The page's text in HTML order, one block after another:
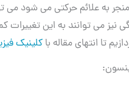
به علائم حرکتی می شود می
نیز می توانند به این تغییرات
تا انتهای مقاله با کلینیک